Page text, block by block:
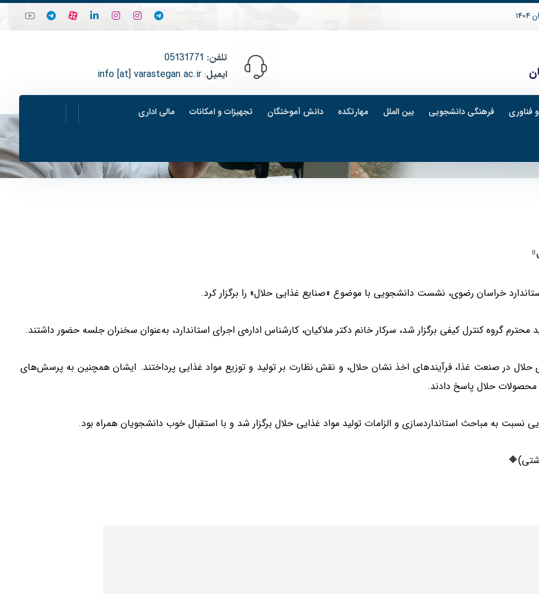
تلفن:
05131771
ایمیل:
info [at] varastegan.ac.ir
فرهنگی دانشجویی بین الملل مهارتکده دانش آموختگان تجهیزات و امکانات مالی اداری
خراسان رضوی، نشست دانشجویی با موضوع «صنایع غذایی حلال» را برگزار کرد.
حلال در صنعت غذا، فرآیندهای اخذ نشان حلال، و نقش نظارت بر تولید و توزیع مواد غذایی پرداختند. ایشان همچنین به پرسش‌های
محصولات حلال پاسخ دادند.
به مباحث استانداردسازی و الزامات تولید مواد غذایی حلال برگزار شد و با استقبال خوب دانشجویان همراه بود.